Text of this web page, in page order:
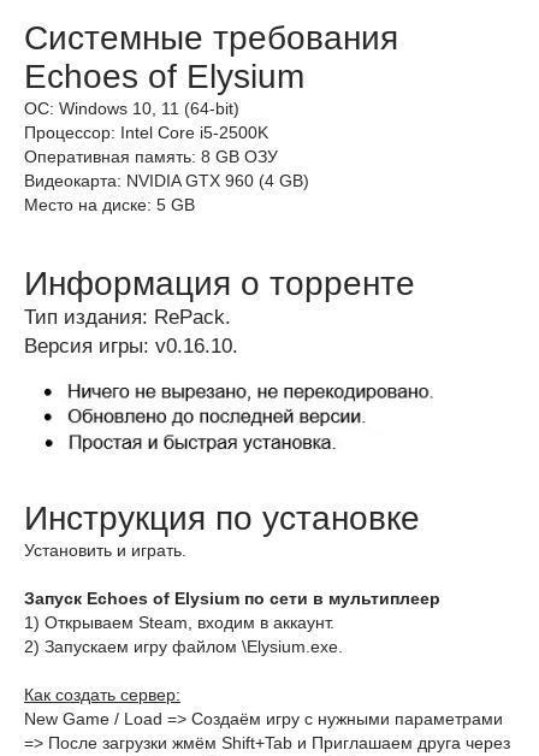
Системные требования
Echoes of Elysium
ОС: Windows 10, 11 (64-bit)
Процессор: Intel Core i5-2500K
Оперативная память: 8 GB ОЗУ
Видеокарта: NVIDIA GTX 960 (4 GB)
Место на диске: 5 GB
Информация о торренте
Тип издания: RePack.
Версия игры: v0.16.10.
Инструкция по установке
Установить и играть.
Запуск Echoes of Elysium по сети в мультиплеер
1) Открываем Steam, входим в аккаунт.
2) Запускаем игру файлом \Elysium.exe.
Как создать сервер:
New Game / Load => Создаём игру с нужными параметрами
=> После загрузки жмём Shift+Tab и Приглашаем друга через